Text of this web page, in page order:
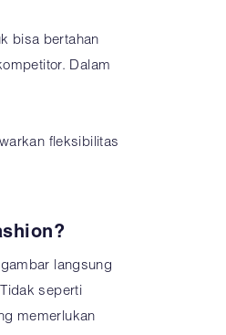
bisa bertahan
Dalam
fleksibilitas
langsung
seperti
memerlukan